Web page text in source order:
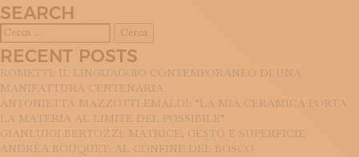
Vecchi
SEARCH
per:
RECENT POSTS
ROMETTI: IL LINGUAGGIO CONTEMPORANEO DI UNA
MANIFATTURA CENTENARIA
ANTONIETTA MAZZOTTI EMALDI: “LA MIA CERAMICA PORTA
LA MATERIA AL LIMITE DEL POSSIBILE”
GIANLUIGI BERTOZZI: MATRICE, GESTO E SUPERFICIE
ANDREA BOUQUET: AL CONFINE DEL BOSCO